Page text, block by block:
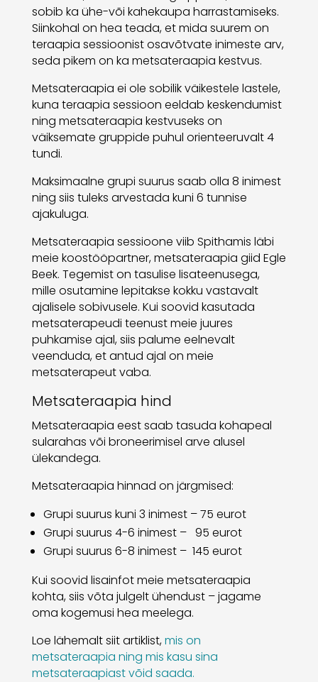
sobib ka ühe-või kahekaupa harrastamiseks.
Siinkohal on hea teada, et mida suurem on
teraapia sessioonist osavõtvate inimeste arv,
seda pikem on ka metsateraapia kestvus.
Metsateraapia ei ole sobilik väikestele lastele,
kuna teraapia sessioon eeldab keskendumist
ning metsateraapia kestvuseks on
väiksemate gruppide puhul orienteeruvalt 4
tundi.
Maksimaalne grupi suurus saab olla 8 inimest
ning siis tuleks arvestada kuni 6 tunnise
ajakuluga.
Metsateraapia sessioone viib Spithamis läbi
meie koostööpartner, metsateraapia giid Egle
Beek. Tegemist on tasulise lisateenusega,
mille osutamine lepitakse kokku vastavalt
ajalisele sobivusele. Kui soovid kasutada
metsaterapeudi teenust meie juures
puhkamise ajal, siis palume eelnevalt
veenduda, et antud ajal on meie
metsaterapeut vaba.
Metsateraapia hind
Metsateraapia eest saab tasuda kohapeal
sularahas või broneerimisel arve alusel
ülekandega.
Metsateraapia hinnad on järgmised:
Grupi suurus kuni 3 inimest – 75 eurot
Grupi suurus 4-6 inimest – 95 eurot
Grupi suurus 6-8 inimest – 145 eurot
Kui soovid lisainfot meie metsateraapia
kohta, siis võta julgelt ühendust – jagame
oma kogemusi hea meelega.
Loe lähemalt siit artiklist,mis on
metsateraapia ning mis kasu sina
metsateraapiast võid saada.